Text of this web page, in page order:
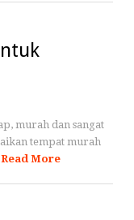
murah dan sangat
tempat murah
Read More